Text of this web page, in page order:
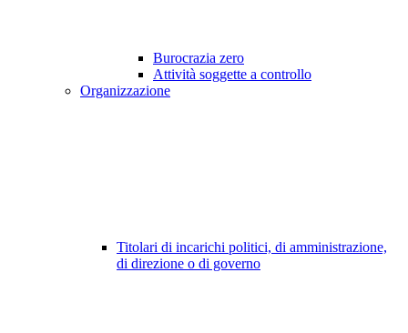
Burocrazia zero
Attività soggette a controllo
Organizzazione
Titolari di incarichi politici, di amministrazione,
di direzione o di governo